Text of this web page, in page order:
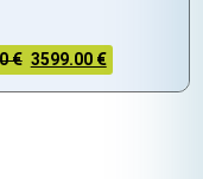
€ 3599.00 €